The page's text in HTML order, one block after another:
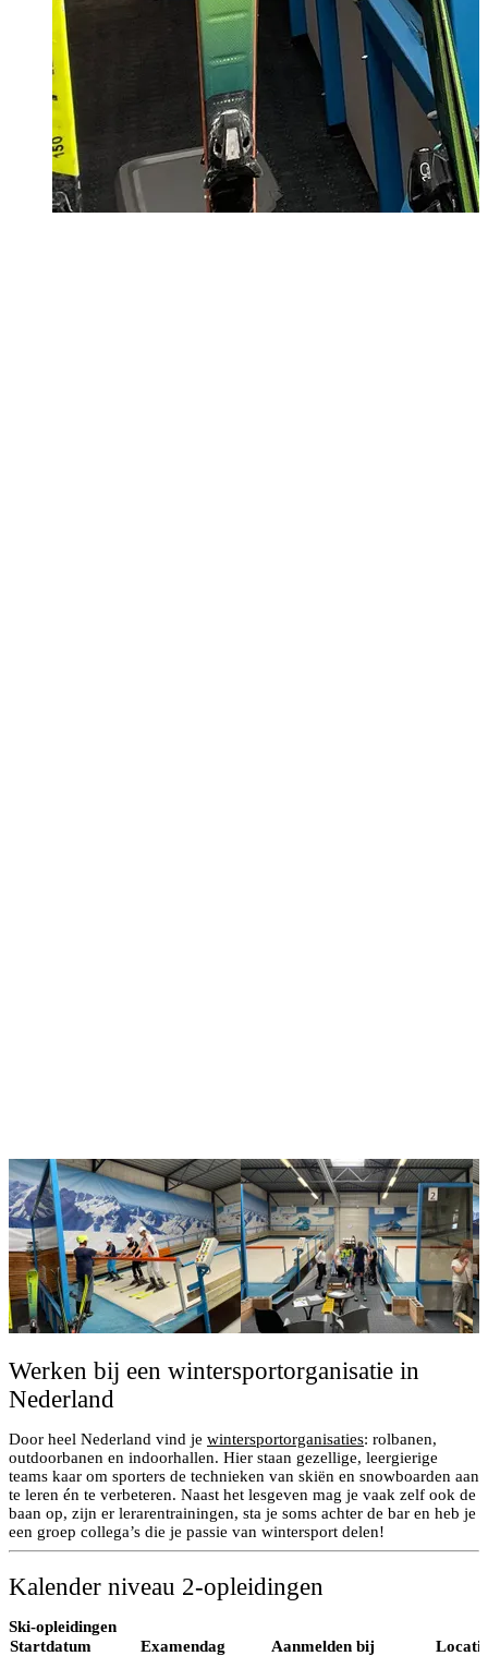
Werken bij een wintersportorganisatie in
Nederland
Door heel Nederland vind je wintersportorganisaties: rolbanen,
outdoorbanen en indoorhallen. Hier staan gezellige, leergierige
teams kaar om sporters de technieken van skiën en snowboarden aan
te leren én te verbeteren. Naast het lesgeven mag je vaak zelf ook de
baan op, zijn er lerarentrainingen, sta je soms achter de bar en heb je
een groep collega’s die je passie van wintersport delen!
Kalender niveau 2-opleidingen
Ski-opleidingen
Startdatum
Examendag Aanmelden bij
Locatie